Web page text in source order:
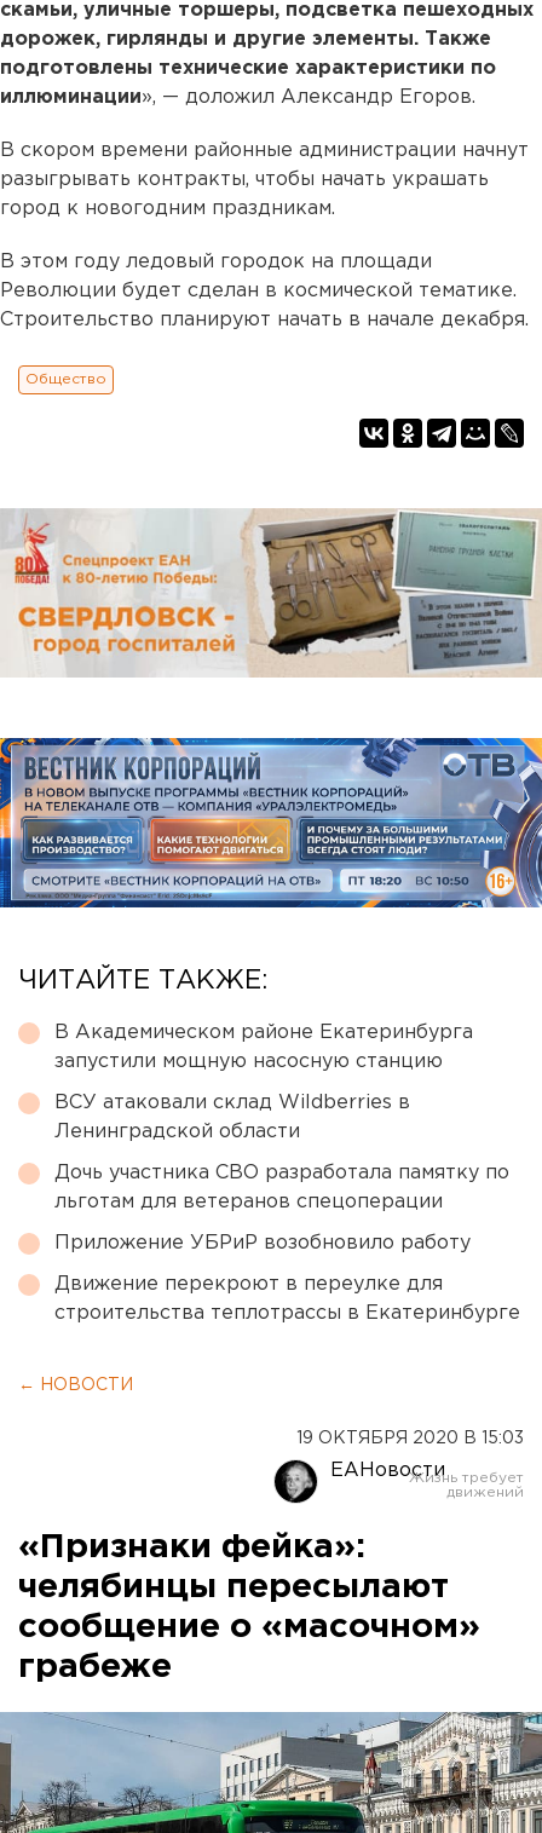
скамьи, уличные торшеры, подсветка пешеходных
дорожек, гирлянды и другие элементы. Также
подготовлены технические характеристики по
иллюминации», — доложил Александр Егоров.
В скором времени районные администрации начнут
разыгрывать контракты, чтобы начать украшать
город к новогодним праздникам.
В этом году ледовый городок на площади
Революции будет сделан в космической тематике.
Строительство планируют начать в начале декабря.
Общество
ЧИТАЙТЕ ТАКЖЕ:
В Академическом районе Екатеринбурга
запустили мощную насосную станцию
ВСУ атаковали склад Wildberries в
Ленинградской области
Дочь участника СВО разработала памятку по
льготам для ветеранов спецоперации
Приложение УБРиР возобновило работу
Движение перекроют в переулке для
строительства теплотрассы в Екатеринбурге
← НОВОСТИ
19 ОКТЯБРЯ 2020 В 15:03
ЕАНовости
«Признаки фейка»:
челябинцы пересылают
сообщение о «масочном»
грабеже